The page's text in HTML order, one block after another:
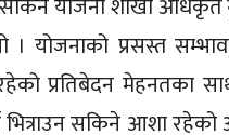
। योजनाको प्रसस्त
प्रतिबेदन मेहनतका
भित्राउन सकिने आशा